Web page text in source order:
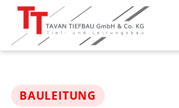
BAULEITUNG